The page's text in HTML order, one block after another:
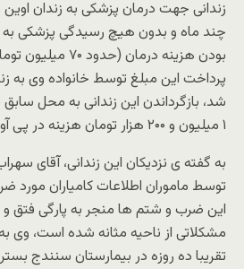
زندانی جهت درمان پزشکی به زندان
چند ماه و بدون هیچ رسیدگی پزشکی
بودن هزینه درمان
پرداخت این مبلغ توسط خانواده وی به
شد، بازگرداندن این زندانی به محل
۱ میلیون و ۲۰۰ هزار تومان هزینه در پی آورد.
به گفته ی نزدیکان این زندانی، آقای
توسط ماموران اطلاعات کامیاران مورد
این ضرب و شتم ها منجر به پارگی فتق
مشکلاتی از ناحیه مثانه شده است، وی
تقریبا ده روزه در بیمارستان سنندج